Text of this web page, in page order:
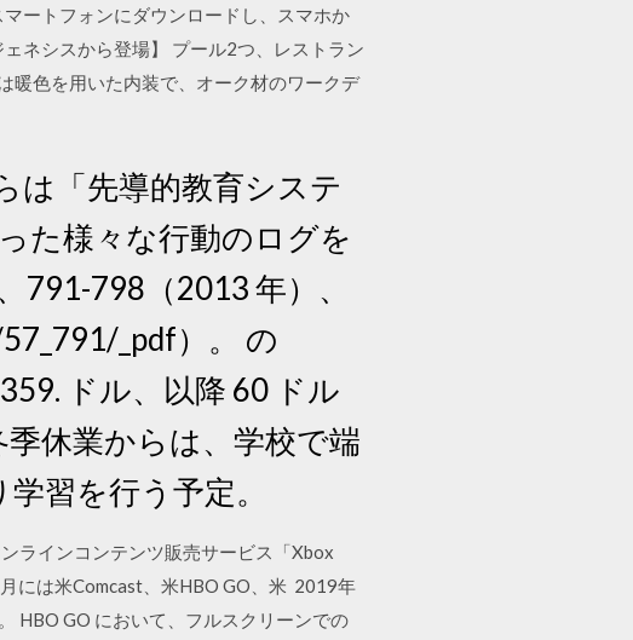
ートフォンにダウンロードし、スマホか
ネシスから登場】 プール2つ、レストラン
暖色を用いた内装で、オーク材のワークデ
は「先導的教育システ
た様々な行動のログを
798（2013 年）、
_pdf）。 の
ドル、以降 60 ドル
休業からは、学校で端
習を行う予定。
ラインコンテンツ販売サービス「Xbox
には米Comcast、米HBO GO、米 2019年
HBO GO において、フルスクリーンでの